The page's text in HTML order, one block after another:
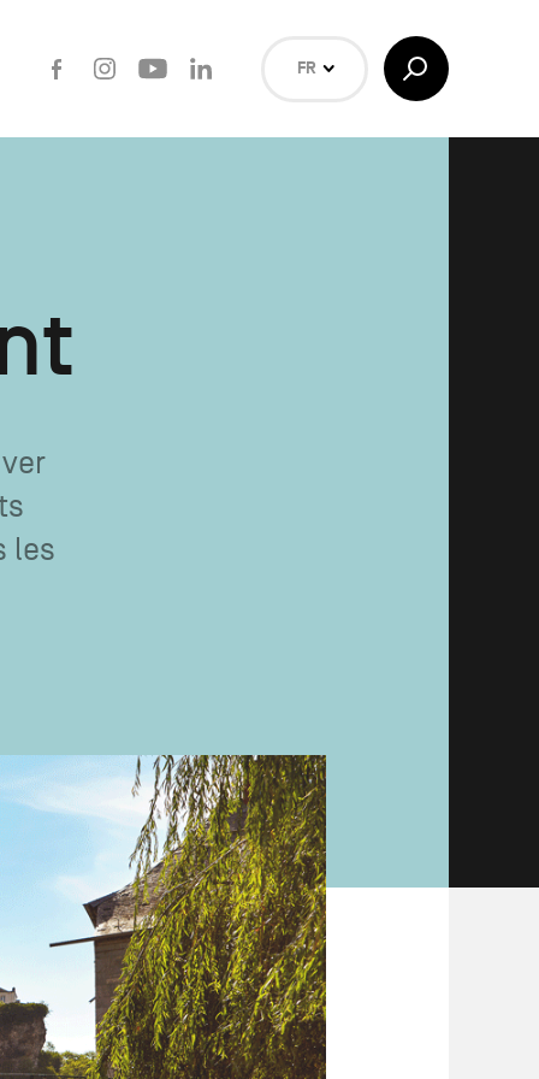
FacebookInstagramYoutube
FR
EN
Afficher/Masquer
la
Recherche
les